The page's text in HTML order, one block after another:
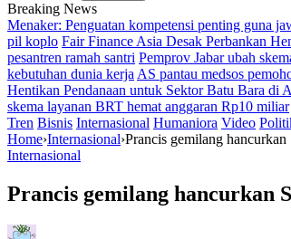
Breaking News
Menaker: Penguatan kompetensi penting guna
pil koplo Fair Finance Asia Desak Perbankan
pesantren ramah santri Pemprov Jabar ubah
kebutuhan dunia kerja AS pantau medsos
Hentikan Pendanaan untuk Sektor Batu Bara di
skema layanan BRT hemat anggaran Rp10 miliar
Tren Bisnis Internasional Humaniora Video
Home›Internasional›Prancis gemilang
Internasional
Prancis gemilang hancurkan